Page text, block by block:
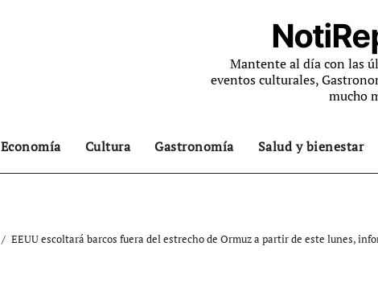
Mantente al día con las
eventos culturales,
mucho
Economía Cultura Gastronomía Salud y bienestar
EEUU escoltará barcos fuera del estrecho de Ormuz a partir de este lunes,